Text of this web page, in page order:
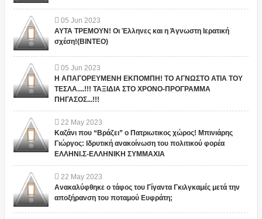
05 Jun 2023
ΑΥΤΑ ΤΡΕΜΟΥΝ! Οι Έλληνες και η Άγνωστη Ιερατική
σχέση!(ΒΙΝΤΕΟ)
05 Jun 2023
Η ΑΠΑΓΟΡΕΥΜΕΝΗ ΕΚΠΟΜΠΗ! ΤΟ ΑΓΝΩΣΤΟ ΑΤΙΑ ΤΟΥ
ΤΕΣΛΑ....!!! ΤΑΞΙΔΙΑ ΣΤΟ ΧΡΟΝΟ-ΠΡΟΓΡΑΜΜΑ
ΠΗΓΑΣΟΣ...!!!
22 May 2023
Καζάνι που “Βράζει” ο Πατριωτικος χώρος! Μπινιάρης
Γιώργος: Ιδρυτική ανακοίνωση του πολιτικού φορέα
ΕΛΛΗΝΙ.Σ-ΕΛΛΗΝΙΚΗ ΣΥΜΜΑΧΙΑ
22 May 2023
Ανακαλύφθηκε ο τάφος του Γίγαντα Γκιλγκαμές μετά την
αποξήρανση του ποταμού Ευφράτη;